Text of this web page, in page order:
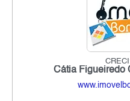
Cátia Figueiredo